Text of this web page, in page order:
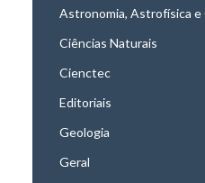
Astronomia, Astrofísica e
Ciências Naturais
Cienctec
Editoriais
Geologia
Geral